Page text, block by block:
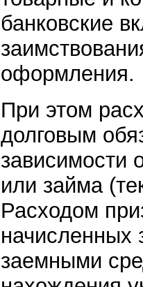
банковские
оформления.
При этом
долговым
зависимости
или займа
Расходом
начисленных
заемными